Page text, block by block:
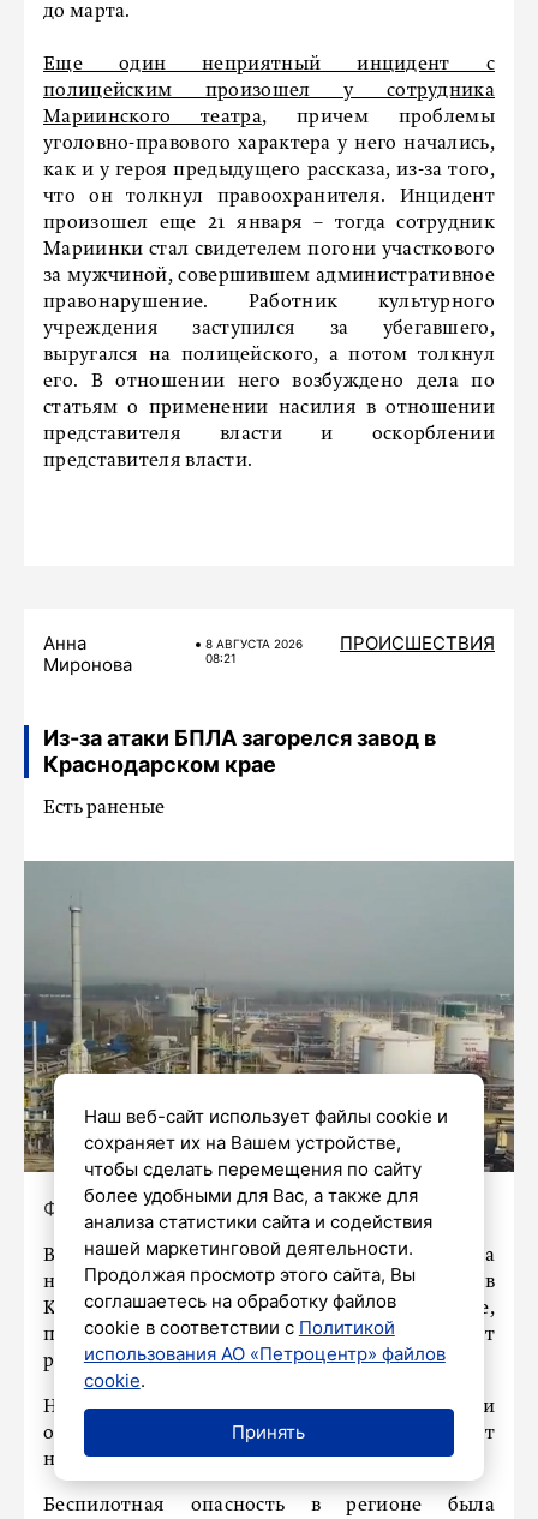
до марта.
Еще один неприятный инцидент с
полицейским произошел у сотрудника
Мариинского театра, причем проблемы
уголовно-правового характера у него начались,
как и у героя предыдущего рассказа, из-за того,
что он толкнул правоохранителя. Инцидент
произошел еще 21 января – тогда сотрудник
Мариинки стал свидетелем погони участкового
за мужчиной, совершившем административное
правонарушение. Работник культурного
учреждения заступился за убегавшего,
выругался на полицейского, а потом толкнул
его. В отношении него возбуждено дела по
статьям о применении насилия в отношении
представителя власти и оскорблении
представителя власти.
Анна
Миронова
8 АВГУСТА 2026
08:21
ПРОИСШЕСТВИЯ
Из-за атаки БПЛА загорелся завод в
Краснодарском крае
Есть раненые
Фото: снимок экрана/ видео VK
В результате падения обломков беспилотника
на Ильском нефтеперерабатывающем заводе в
Краснодарском крае произошло возгорание,
пострадали пять человек, сообщает
региональный оперштаб.
На месте ЧП уже работают специальные и
оперативные службы, пострадавшие получают
необходимую медицинскую помощь.
Беспилотная опасность в регионе была
Наш веб-сайт использует файлы cookie и
сохраняет их на Вашем устройстве,
чтобы сделать перемещения по сайту
более удобными для Вас, а также для
анализа статистики сайта и содействия
нашей маркетинговой деятельности.
Продолжая просмотр этого сайта, Вы
соглашаетесь на обработку файлов
cookie в соответствии с Политикой
использования АО «Петроцентр» файлов
cookie.
Принять